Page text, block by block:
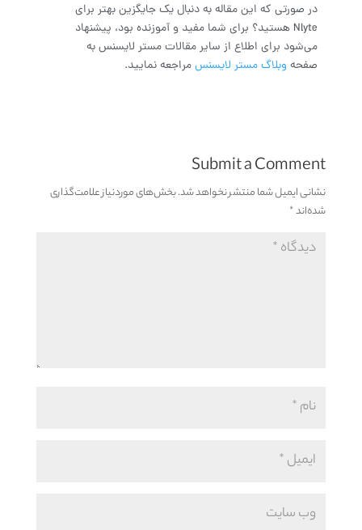
در صورتی که این مقاله به دنبال یک جایگزین بهتر برای
Nlyte هستید؟ برای شما مفید و آموزنده بود، پیشنهاد
می‌شود برای اطلاع از سایر مقالات مستر لایسنس به
صفحهوبلاگ مستر لایسنسمراجعه نمایید.
Submit a Comment
نشانی ایمیل شما منتشر نخواهد شد.بخش‌های موردنیاز علامت‌گذاری
شده‌اند*